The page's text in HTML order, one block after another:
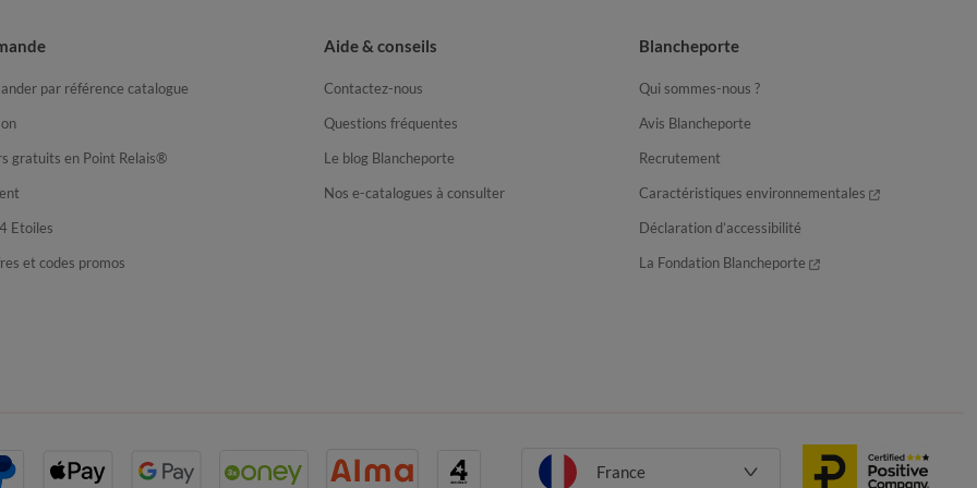
par référence catalogue
gratuits en Point Relais®
Etoiles
et codes promos
Aide & conseils
Contactez-nous
Questions fréquentes
Le blog Blancheporte
Nos e-catalogues à consulter
Blancheporte
Qui sommes-nous ?
Avis Blancheporte
Recrutement
Caractéristiques environnementales
Déclaration d’accessibilité
La Fondation Blancheporte
France